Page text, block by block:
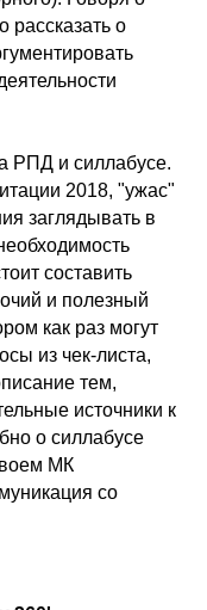
о
РПД и силлабусе.
2018, "ужас"
заглядывать в
составить
и полезный
как раз могут
из чек-листа,
тем,
источники к
о силлабусе
МК
со